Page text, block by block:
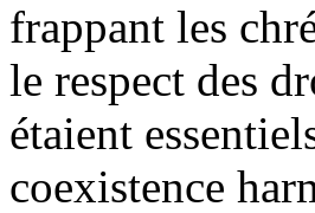
frappant les
le respect des
étaient
coexistence